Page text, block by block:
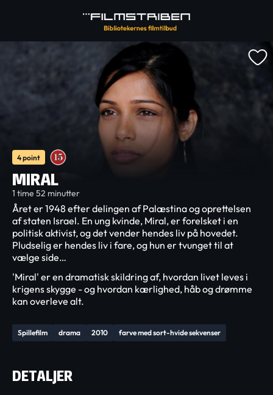
4 point
MIRAL
1 time 52 minutter
Spillefilm drama 2010 farve med sort-hvide sekvenser
Året er 1948 efter delingen af Palæstina og oprettelsen
af staten Israel. En ung kvinde, Miral, er forelsket i en
politisk aktivist, og det vender hendes liv på hovedet.
Pludselig er hendes liv i fare, og hun er tvunget til at
vælge side…
'Miral' er en dramatisk skildring af, hvordan livet leves i
krigens skygge - og hvordan kærlighed, håb og drømme
kan overleve alt.
DETALJER